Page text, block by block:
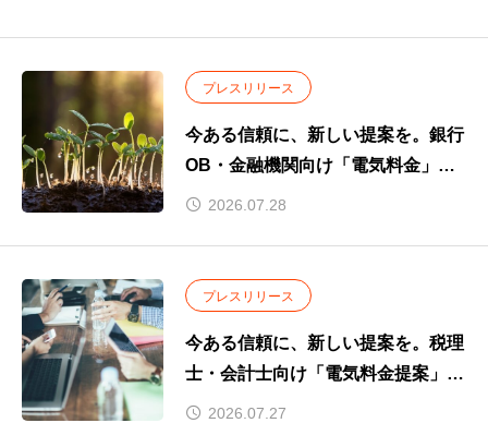
プレスリリース
今ある信頼に、新しい提案を。銀行
OB・金融機関向け「電気料金」と
いう新たな提案。
2026.07.28
プレスリリース
今ある信頼に、新しい提案を。税理
士・会計士向け「電気料金提案」の
取り組みを開始
2026.07.27